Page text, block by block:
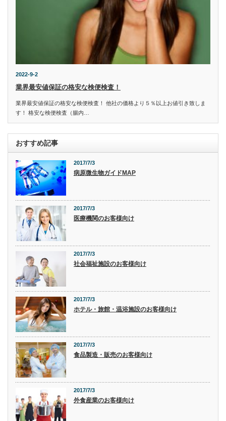
2022-9-2
業界最安値保証の格安な検便検査！
業界最安値保証の格安な検便検査！ 他社の価格より５％以上お値引き致しま
す！ 格安な検便検査（腸内…
おすすめ記事
2017/7/3
病原微生物ガイドMAP
2017/7/3
医療機関のお客様向け
2017/7/3
社会福祉施設のお客様向け
2017/7/3
ホテル・旅館・温浴施設のお客様向け
2017/7/3
食品製造・販売のお客様向け
2017/7/3
外食産業のお客様向け